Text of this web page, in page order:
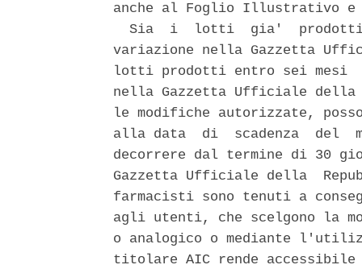
anche al Foglio Illustrativo
Sia  i  lotti  gia'
variazione nella Gazzetta
lotti prodotti entro sei mesi
nella Gazzetta Ufficiale della
le modifiche autorizzate,
alla data  di  scadenza  del
decorrere dal termine di 30
Gazzetta Ufficiale della
farmacisti sono tenuti a
agli utenti, che scelgono la
o analogico o mediante
titolare AIC rende